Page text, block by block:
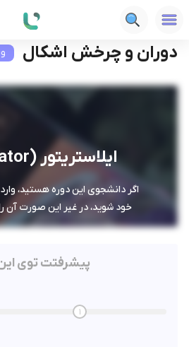
دوره ها فنی‌ومهندسی
دوران و چرخش اشکال
ایلاستریتور (Illustrator)
اگر دانشجوی این دوره هستید، وارد
خود شوید، در غیر این صورت آن
پیشرفتت توی
1